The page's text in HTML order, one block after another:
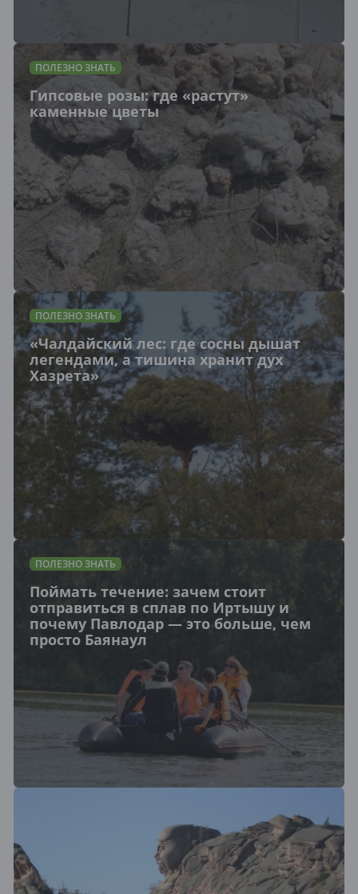
ПОЛЕЗНО ЗНАТЬ
Гипсовые розы: где «растут»
каменные цветы
ПОЛЕЗНО ЗНАТЬ
«Чалдайский лес: где сосны дышат
легендами, а тишина хранит дух
Хазрета»
ПОЛЕЗНО ЗНАТЬ
Поймать течение: зачем стоит
отправиться в сплав по Иртышу и
почему Павлодар — это больше, чем
просто Баянаул